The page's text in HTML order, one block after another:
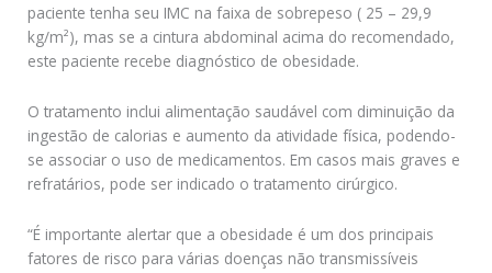
paciente tenha seu IMC na faixa de sobrepeso ( 25 – 29,9
kg/m²), mas se a cintura abdominal acima do recomendado,
este paciente recebe diagnóstico de obesidade.
O tratamento inclui alimentação saudável com diminuição da
ingestão de calorias e aumento da atividade física, podendo-
se associar o uso de medicamentos. Em casos mais graves e
refratários, pode ser indicado o tratamento cirúrgico.
“É importante alertar que a obesidade é um dos principais
fatores de risco para várias doenças não transmissíveis